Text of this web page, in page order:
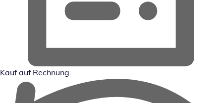
Kauf auf Rechnung